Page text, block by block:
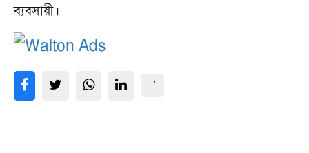
ব্যবসায়ী।